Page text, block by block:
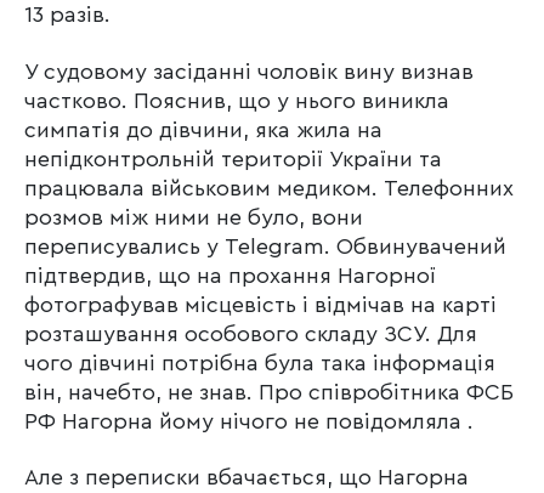
13 разів.
У судовому засіданні чоловік вину визнав
частково. Пояснив, що у нього виникла
симпатія до дівчини, яка жила на
непідконтрольній території України та
працювала військовим медиком. Телефонних
розмов між ними не було, вони
переписувались у Telegram. Обвинувачений
підтвердив, що на прохання Нагорної
фотографував місцевість і відмічав на карті
розташування особового складу ЗСУ. Для
чого дівчині потрібна була така інформація
він, начебто, не знав. Про співробітника ФСБ
РФ Нагорна йому нічого не повідомляла .
Але з переписки вбачається, що Нагорна